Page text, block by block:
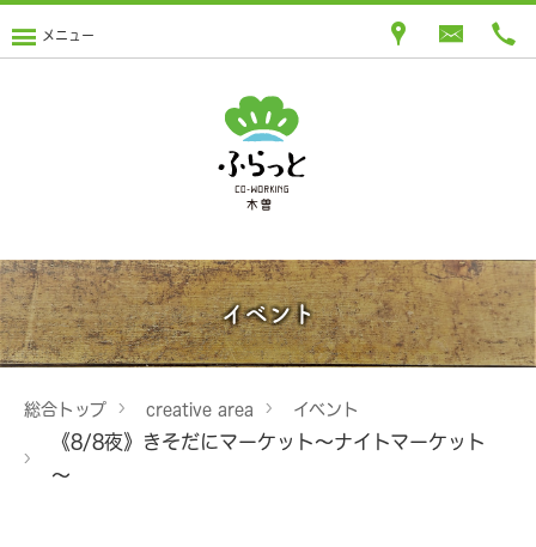
メニュー
イベント
総合トップ creative area イベント
《8/8夜》きそだにマーケット～ナイトマーケット
～